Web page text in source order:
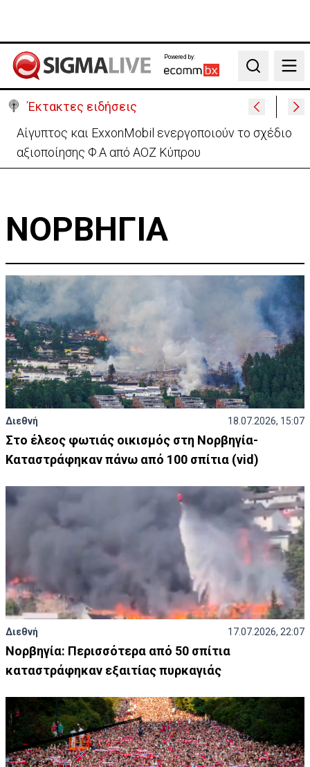
Powered by:
Search
Έκτακτες ειδήσεις
Αίγυπτος και ExxonMobil ενεργοποιούν το σχέδιο
αξιοποίησης Φ.Α από ΑΟΖ Κύπρου
ΝΟΡΒΗΓΙΑ
Διεθνή 18.07.2026, 15:07
Στο έλεος φωτιάς οικισμός στη Νορβηγία-
Καταστράφηκαν πάνω από 100 σπίτια (vid)
Διεθνή 17.07.2026, 22:07
Νορβηγία: Περισσότερα από 50 σπίτια
καταστράφηκαν εξαιτίας πυρκαγιάς